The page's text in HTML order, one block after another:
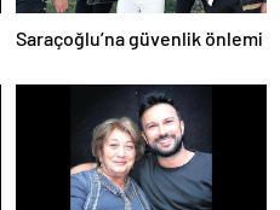
Saraçoğlu’na güvenlik önlemi